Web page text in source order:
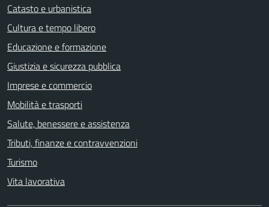
Catasto e urbanistica
Cultura e tempo libero
Educazione e formazione
Giustizia e sicurezza pubblica
Imprese e commercio
Mobilità e trasporti
Salute, benessere e assistenza
Tributi, finanze e contravvenzioni
Turismo
Vita lavorativa